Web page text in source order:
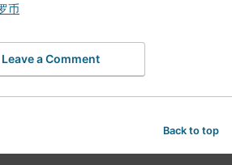
币
Leave a Comment
Back to top